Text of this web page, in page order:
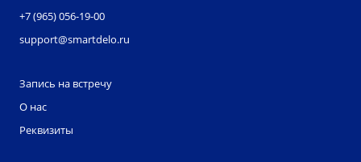
+7 (965) 056-19-00
support@smartdelo.ru
Запись на встречу
О нас
Реквизиты